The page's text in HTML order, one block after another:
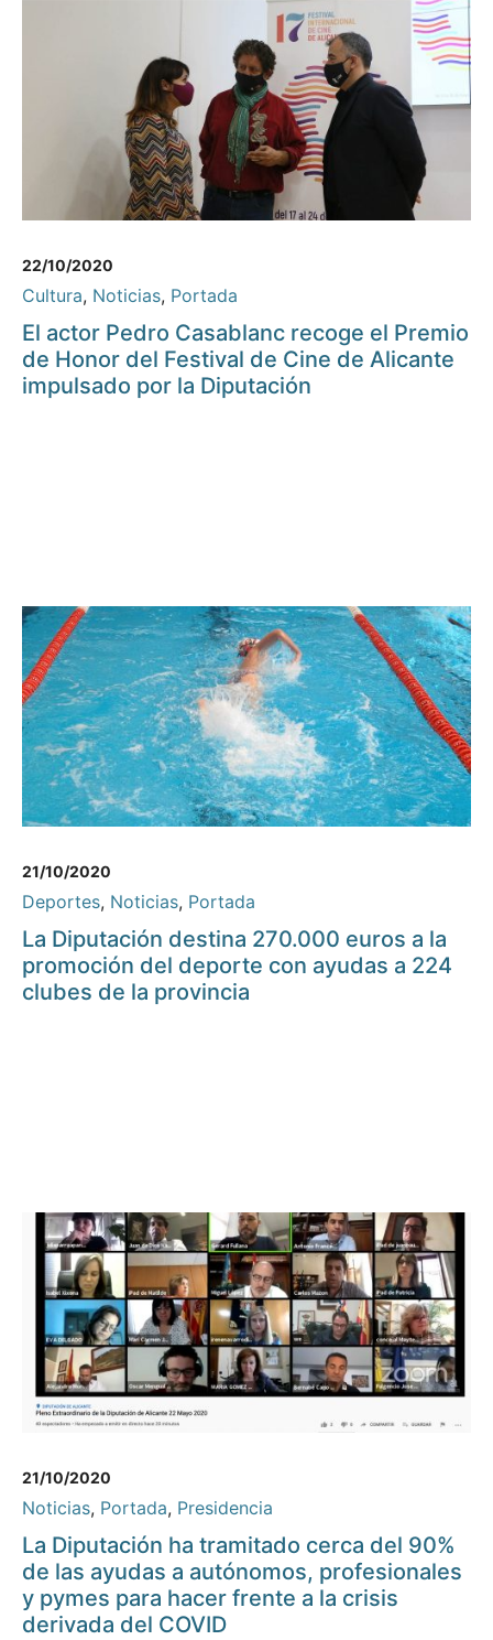
22/10/2020
Cultura, Noticias, Portada
El actor Pedro Casablanc recoge el Premio
de Honor del Festival de Cine de Alicante
impulsado por la Diputación
21/10/2020
Deportes, Noticias, Portada
La Diputación destina 270.000 euros a la
promoción del deporte con ayudas a 224
clubes de la provincia
21/10/2020
Noticias, Portada, Presidencia
La Diputación ha tramitado cerca del 90%
de las ayudas a autónomos, profesionales
y pymes para hacer frente a la crisis
derivada del COVID